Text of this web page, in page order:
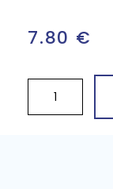
7.80 €